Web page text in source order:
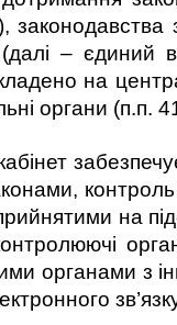
(далі –
на
органи (п.п.
на
органами з